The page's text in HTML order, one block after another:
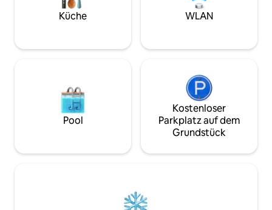
atme frische Luft ein und lehne dich
zurück und genieße den Blick auf die
an. Nicht geeignet für Kinder unter
separaten
Terrasse und
Küche WLAN
Pool
Kostenloser
Parkplatz auf dem
Grundstück